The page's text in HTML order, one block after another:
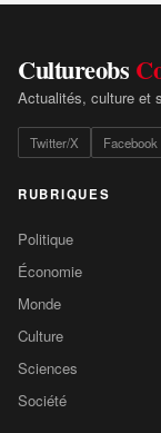
Cultureobs
Actualités, culture et
Twitter/X Facebook
RUBRIQUES
Politique
Économie
Monde
Culture
Sciences
Société